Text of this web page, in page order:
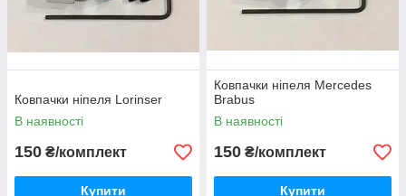
Ковпачки ніпеля Lorinser
В наявності
150 ₴/комплект
Купити
Ковпачки ніпеля Mercedes
Brabus
В наявності
150 ₴/комплект
Купити